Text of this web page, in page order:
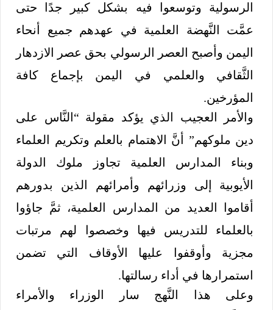
الرسولية وتوسعوا فيه بشكل كبير جدًا حتى
عمَّت النَّهضة العلمية في عهدهم جميع أنحاء
اليمن وأصبح العصر الرسولي بحق عصر الازدهار
الثَّقافي والعلمي في اليمن بإجماع كافة
المؤرخين.
والأمر العجيب الذي يؤكد مقولة “النَّاس على
دين ملوكهم” أنَّ الاهتمام بالعلم وتكريم العلماء
وبناء المدارس العلمية تجاوز ملوك الدولة
الأيوبية إلى وزرائهم وأمرائهم الذين بدورهم
أقاموا العديد من المدارس العلمية، ثمَّ جاؤوا
بالعلماء للتدريس فيها وخصصوا لهم مرتبات
مجزية وأوقفوا عليها الأوقاف التي تضمن
استمرارها في أداء رسالتها.
وعلى هذا النَّهج سار الوزراء والأمراء